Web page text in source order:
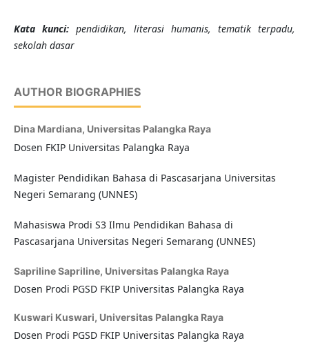
Kata kunci: pendidikan, literasi humanis, tematik terpadu,
sekolah dasar
AUTHOR BIOGRAPHIES
Dina Mardiana, Universitas Palangka Raya
Dosen FKIP Universitas Palangka Raya
Magister Pendidikan Bahasa di Pascasarjana Universitas
Negeri Semarang (UNNES)
Mahasiswa Prodi S3 Ilmu Pendidikan Bahasa di
Pascasarjana Universitas Negeri Semarang (UNNES)
Sapriline Sapriline, Universitas Palangka Raya
Dosen Prodi PGSD FKIP Universitas Palangka Raya
Kuswari Kuswari, Universitas Palangka Raya
Dosen Prodi PGSD FKIP Universitas Palangka Raya